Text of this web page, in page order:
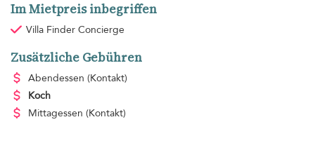
Im Mietpreis inbegriffen
Villa Finder Concierge
Zusätzliche Gebühren
Abendessen (Kontakt)
Koch
Mittagessen (Kontakt)